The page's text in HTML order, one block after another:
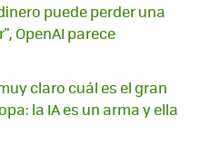
puede perder una
OpenAI parece
claro cuál es el gran
la IA es un arma y ella